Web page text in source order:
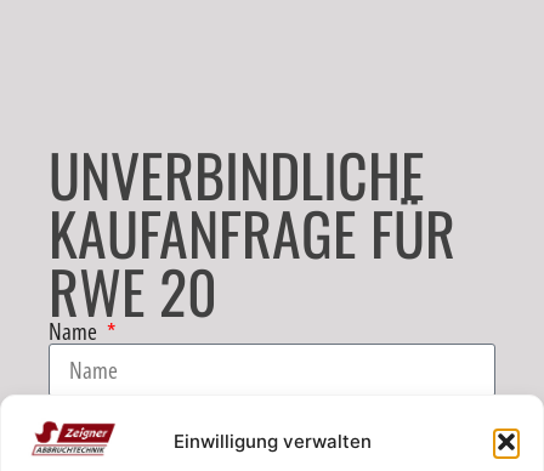
Einwilligung verwalten
UNVERBINDLICHE
KAUFANFRAGE FÜR
RWE 20
Name
E-Mail